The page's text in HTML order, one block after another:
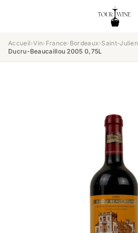
Accueil›Vin› France› Bordeaux›Saint-Julien
Ducru-Beaucaillou 2005 0,75L